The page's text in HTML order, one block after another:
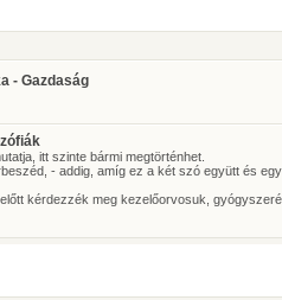
- Gazdaság
itt szinte bármi megtörténhet.
- addig, amíg ez a két szó együtt és
kérdezzék meg kezelőorvosuk,